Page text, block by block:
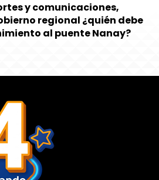
y comunicaciones,
regional ¿quién debe
al puente Nanay?